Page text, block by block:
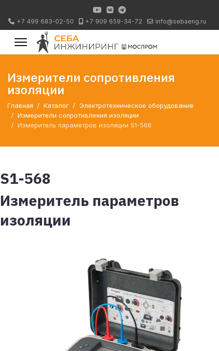
+7 499 683-02-50 +7 909 659-34-72 info@sebaeng.ru
Измерители сопротивления
изоляции
Главная Каталог
Электротехническое оборудование
Измерители сопротивления изоляции
Измеритель параметров изоляции S1-568
S1-568
Измеритель параметров
изоляции